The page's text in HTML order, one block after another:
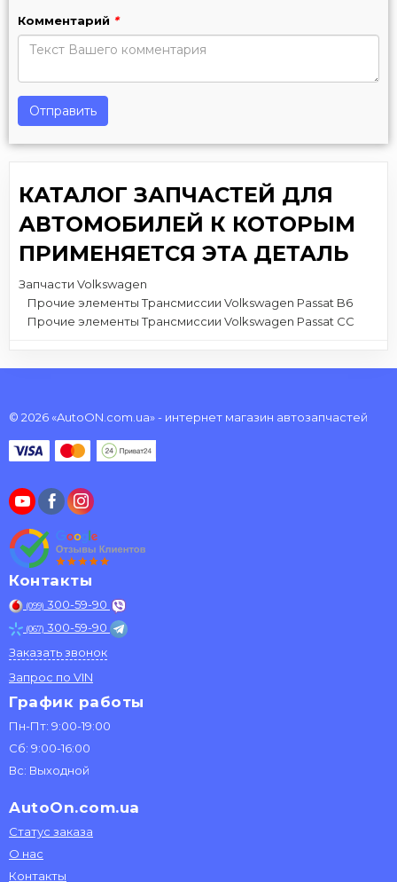
Комментарий *
Отправить
КАТАЛОГ ЗАПЧАСТЕЙ ДЛЯ
АВТОМОБИЛЕЙ К КОТОРЫМ
ПРИМЕНЯЕТСЯ ЭТА ДЕТАЛЬ
Запчасти Volkswagen
Прочие элементы Трансмиссии Volkswagen Passat B6
Прочие элементы Трансмиссии Volkswagen Passat CC
© 2026 «AutoON.com.ua» - интернет магазин автозапчастей
Контакты
(099) 300-59-90
(067) 300-59-90
Заказать звонок
Запрос по VIN
График работы
Пн-Пт: 9:00-19:00
Сб: 9:00-16:00
Вс: Выходной
AutoOn.com.ua
Статус заказа
О нас
Контакты